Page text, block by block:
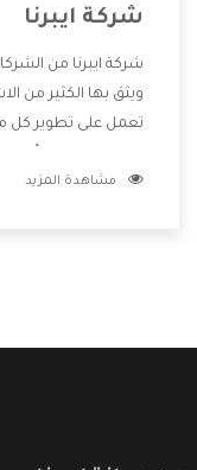
شركة ايبرنا
شركة ايبرنا من
ويثق بها الكثير من
تعمل على تطوير كل
للعملاء أقوى
مشاهدة المزيد